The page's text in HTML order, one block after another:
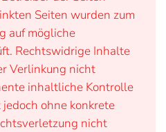
Seiten wurden zum
auf mögliche
Rechtswidrige Inhalte
Verlinkung nicht
inhaltliche Kontrolle
ohne konkrete
nicht